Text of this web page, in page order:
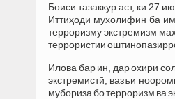
Боиси тазаккур аст, ки 27
Иттиҳоди мухолифин ба
терроризму экстремизм
террористии
Илова бар ин, дар охири
экстремистӣ, вазъи
мубориза бо терроризм ва